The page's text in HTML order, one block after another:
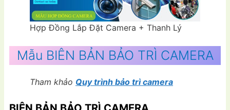
Hợp Đồng Lắp Đặt Camera + Thanh Lý
Mẫu BIÊN BẢN BẢO TRÌ CAMERA
Tham khảo Quy trình bảo trì camera